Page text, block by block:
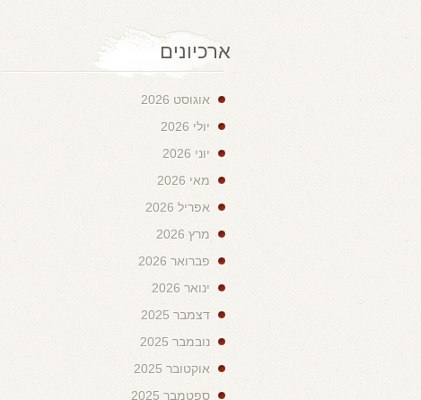
ארכיונים
אוגוסט 2026
יולי 2026
יוני 2026
מאי 2026
אפריל 2026
מרץ 2026
פברואר 2026
ינואר 2026
דצמבר 2025
נובמבר 2025
אוקטובר 2025
ספטמבר 2025